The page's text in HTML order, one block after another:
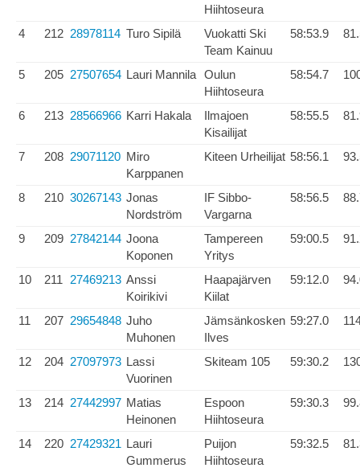
Hiihtoseura
4 212 28978114 Turo Sipilä
Vuokatti Ski
Team Kainuu
58:53.9
5 205 27507654 Lauri Mannila Oulun
Hiihtoseura
58:54.7
6 213 28566966 Karri Hakala
Ilmajoen
Kisailijat
58:55.5
7 208 29071120 Miro
Karppanen
Kiteen Urheilijat 58:56.1
8 210 30267143 Jonas
Nordström
IF Sibbo-
Vargarna
58:56.5
9 209 27842144 Joona
Koponen
Tampereen
Yritys
59:00.5
10 211 27469213 Anssi
Koirikivi
Haapajärven
Kiilat
59:12.0
11 207 29654848 Juho
Muhonen
Jämsänkosken
Ilves
59:27.0
12 204 27097973 Lassi
Vuorinen
Skiteam 105 59:30.2
13 214 27442997 Matias
Heinonen
Espoon
Hiihtoseura
59:30.3
14 220 27429321 Lauri
Gummerus
Puijon
Hiihtoseura
59:32.5